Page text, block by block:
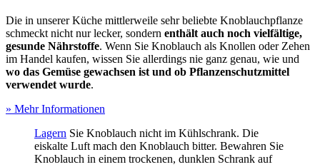
Die in unserer Küche mittlerweile sehr beliebte Knoblauchpflanze
schmeckt nicht nur lecker, sondern enthält auch noch vielfältige,
gesunde Nährstoffe. Wenn Sie Knoblauch als Knollen oder Zehen
im Handel kaufen, wissen Sie allerdings nie ganz genau, wie und
wo das Gemüse gewachsen ist und ob Pflanzenschutzmittel
verwendet wurde.
» Mehr Informationen
Lagern Sie Knoblauch nicht im Kühlschrank. Die
eiskalte Luft mach den Knoblauch bitter. Bewahren Sie
Knoblauch in einem trockenen, dunklen Schrank auf